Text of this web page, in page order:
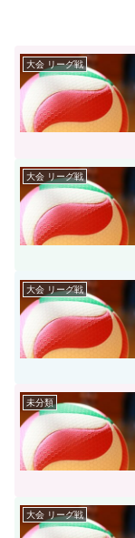
大会 リーグ戦
大会 リーグ戦
大会 リーグ戦
未分類
大会 リーグ戦